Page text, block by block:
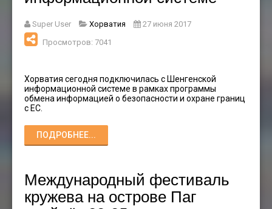
Super User Хорватия
27 июня 2017
Просмотров: 7041
Хорватия сегодня подключилась с Шенгенской
информационной системе в рамках программы
обмена информацией о безопасности и охране границ
с ЕС.
ПОДРОБНЕЕ...
Международный фестиваль
кружева на острове Паг